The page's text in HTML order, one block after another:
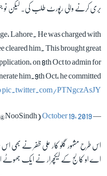
بری کرنے والی رپورٹ طلب کی۔ لیکن نو
Lahore. He was charged with
cleared him. This brought great
on 8th Oct to admin for
him.9th Oct, he committed
pic.twitter.com/PTNgczAsJY
— Noor🙂 (@NooSindh)
October 19, 2019
اس طرح مشہور گلو کار علی ظفر نے بھی اس
اے او کالج کے لیکچرار نے ایک جھوٹے